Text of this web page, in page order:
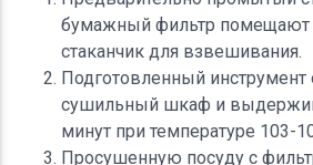
бумажный фильтр помещают
стаканчик для взвешивания.
Подготовленный инструмент
сушильный шкаф и
минут при температуре 103-
Просушенную посуду с